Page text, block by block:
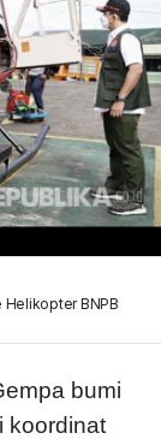
Helikopter BNPB
bumi
koordinat